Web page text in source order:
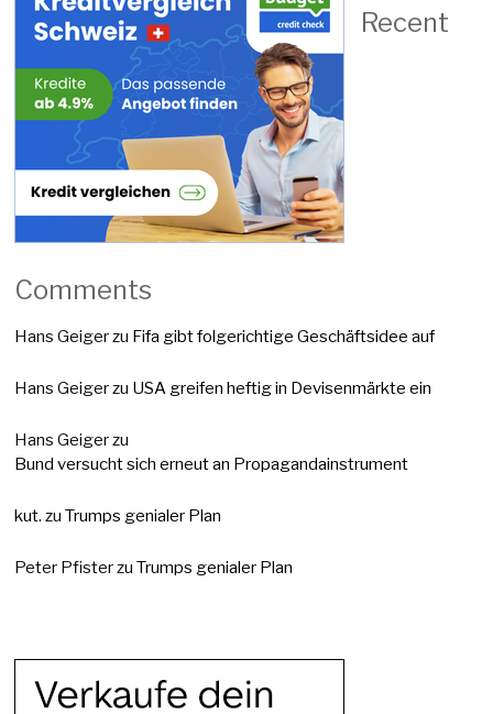
Recent
Comments
Hans Geigerzu Fifa gibt folgerichtige Geschäftsidee auf
Hans Geigerzu USA greifen heftig in Devisenmärkte ein
Hans Geigerzu
Bund versucht sich erneut an Propagandainstrument
kut. zuTrumps genialer Plan
Peter PfisterzuTrumps genialer Plan